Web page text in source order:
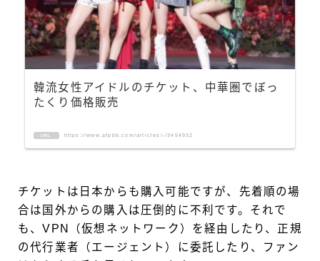
韓流女性アイドルのチケット、中華圏でぼっ
たくり価格販売
URL https://www.afpbb.com/articles/-/3454932
チケットは日本からも購入可能ですが、先着順の場
合は国外からの購入は圧倒的に不利です。それで
も、VPN（仮想ネットワーク）を経由したり、正規
の代行業者（エージェント）に委託したり、ファン